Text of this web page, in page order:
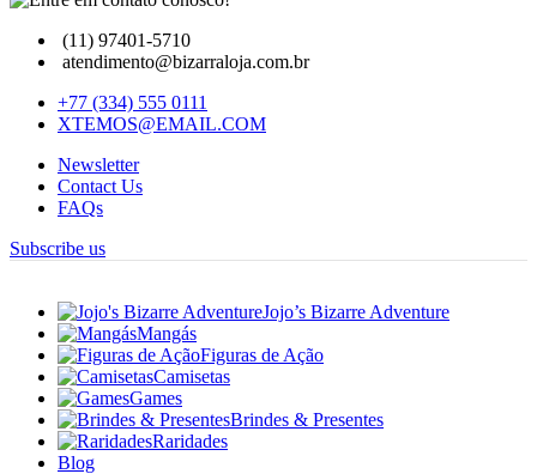
(11) 97401-5710
atendimento@bizarraloja.com.br
+77 (334) 555 0111
XTEMOS@EMAIL.COM
Newsletter
Contact Us
FAQs
Subscribe us
Jojo’s Bizarre Adventure
Mangás
Figuras de Ação
Camisetas
Games
Brindes & Presentes
Raridades
Blog